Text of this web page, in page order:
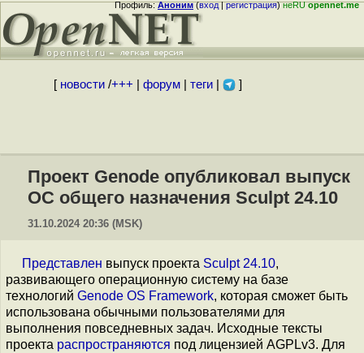
Профиль:Аноним(вход|регистрация)неRUopennet.me
[ новости/+++ форум| теги| ]
Проект Genode опубликовал выпуск
ОС общего назначения Sculpt 24.10
31.10.2024 20:36 (MSK)
Представлен выпуск проекта Sculpt 24.10,
развивающего операционную систему на базе
технологий Genode OS Framework, которая сможет быть
использована обычными пользователями для
выполнения повседневных задач. Исходные тексты
проекта распространяются под лицензией AGPLv3. Для